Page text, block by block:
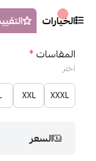
الخيارات
المقاسات*
اختر
XXXL
XXL
السعر